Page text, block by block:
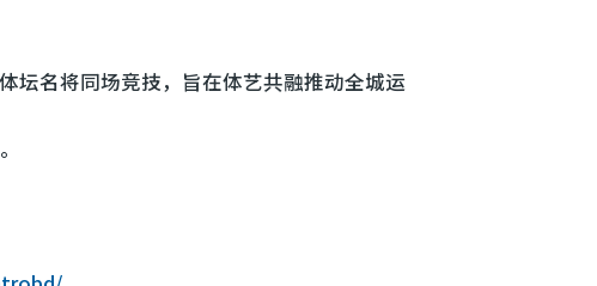
坛名将同场竞技，旨在体艺共融推动全城运